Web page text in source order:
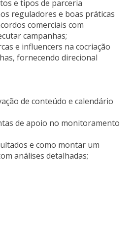
e tipos de parceria
reguladores e boas práticas
comerciais com
campanhas;
e influencers na cocriação
fornecendo direcional
de conteúdo e calendário
de apoio no monitoramento
e como montar um
análises detalhadas;